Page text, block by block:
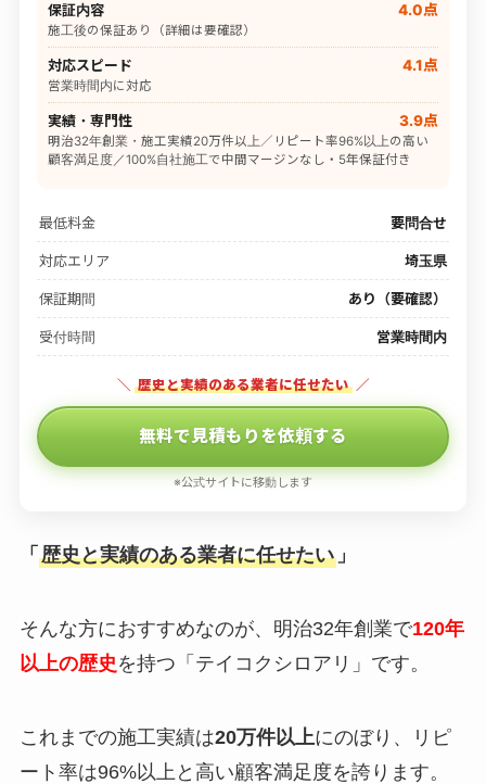
保証内容 4.0点
施工後の保証あり（詳細は要確認）
対応スピード 4.1点
営業時間内に対応
実績・専門性 3.9点
明治32年創業・施工実績20万件以上／リピート率96%以上の高い
顧客満足度／100%自社施工で中間マージンなし・5年保証付き
最低料金 要問合せ
対応エリア 埼玉県
保証期間 あり（要確認）
受付時間 営業時間内
＼ 歴史と実績のある業者に任せたい ／
無料で見積もりを依頼する
※公式サイトに移動します
「 歴史と実績のある業者に任せたい」
そんな方におすすめなのが、明治32年創業で120年
以上の歴史 を持つ「テイコクシロアリ」です。
これまでの施工実績は20万件以上にのぼり、リピ
ート率は96%以上と高い顧客満足度を誇ります。